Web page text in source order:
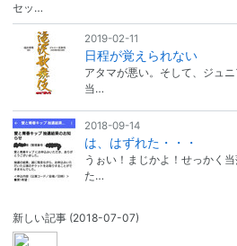
セッ…
2019-02-11
日程が覚えられない
アタマが悪い。そして、ジュ
当…
2018-09-14
は、はずれた・・・
うぉい！まじかよ！せっかく
た…
新しい記事 (2018-07-07)